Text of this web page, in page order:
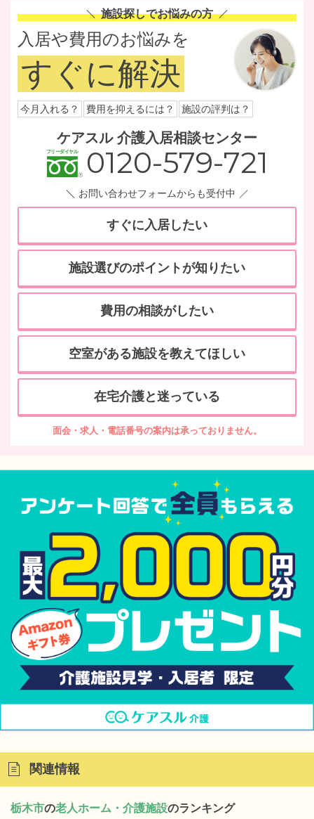
施設探しでお悩みの方
入居や費用のお悩みを
すぐに解決
今月入れる？ 費用を抑えるには？ 施設の評判は？
ケアスル 介護入居相談センター
0120-579-721
お問い合わせフォームからも受付中
すぐに入居したい
施設選びのポイントが知りたい
費用の相談がしたい
空室がある施設を教えてほしい
在宅介護と迷っている
面会・求人・電話番号の案内は承っておりません。
関連情報
栃木市の老人ホーム・介護施設のランキング